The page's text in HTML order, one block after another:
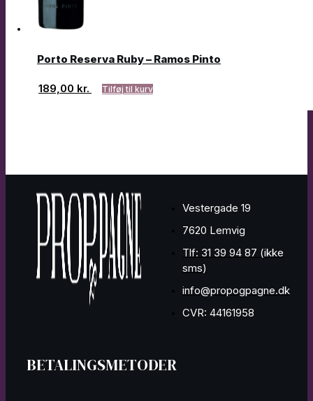
Porto Reserva Ruby – Ramos Pinto
189,00 kr. Tilføj til kurv
Vestergade 19
7620 Lemvig
Tlf: 31 39 94 87 (ikke
sms)
info@propogpagne.dk
CVR: 44161958
BETALINGSMETODER